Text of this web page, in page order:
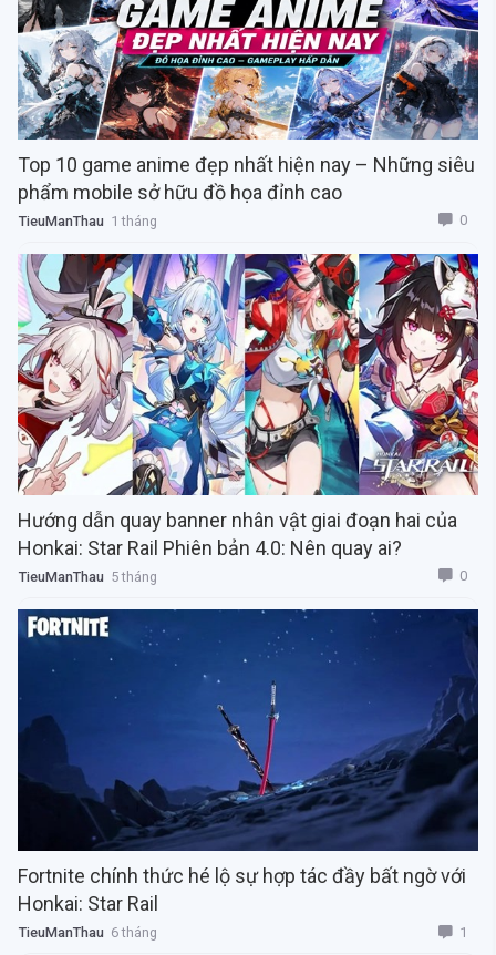
Top 10 game anime đẹp nhất hiện nay – Những siêu
phẩm mobile sở hữu đồ họa đỉnh cao
TieuManThau 1 tháng 0
Hướng dẫn quay banner nhân vật giai đoạn hai của
Honkai: Star Rail Phiên bản 4.0: Nên quay ai?
TieuManThau 5 tháng 0
Fortnite chính thức hé lộ sự hợp tác đầy bất ngờ với
Honkai: Star Rail
TieuManThau 6 tháng 1